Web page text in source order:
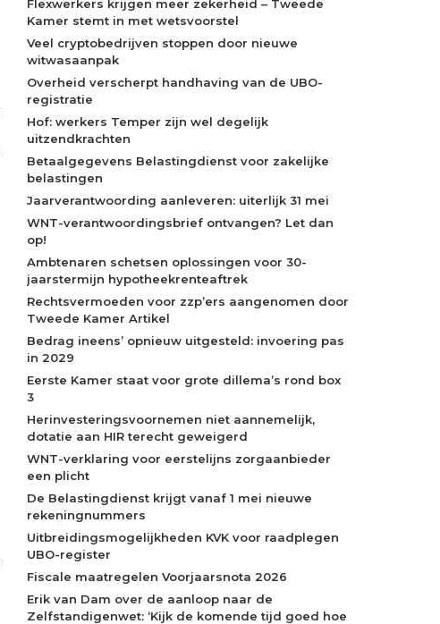
Flexwerkers krijgen meer zekerheid – Tweede
Kamer stemt in met wetsvoorstel
Veel cryptobedrijven stoppen door nieuwe
witwasaanpak
Overheid verscherpt handhaving van de UBO-
registratie
Hof: werkers Temper zijn wel degelijk
uitzendkrachten
Betaalgegevens Belastingdienst voor zakelijke
belastingen
Jaarverantwoording aanleveren: uiterlijk 31 mei
WNT-verantwoordingsbrief ontvangen? Let dan
op!
Ambtenaren schetsen oplossingen voor 30-
jaarstermijn hypotheekrenteaftrek
Rechtsvermoeden voor zzp’ers aangenomen door
Tweede Kamer Artikel
Bedrag ineens’ opnieuw uitgesteld: invoering pas
in 2029
Eerste Kamer staat voor grote dillema’s rond box
3
Herinvesteringsvoornemen niet aannemelijk,
dotatie aan HIR terecht geweigerd
WNT-verklaring voor eerstelijns zorgaanbieder
een plicht
De Belastingdienst krijgt vanaf 1 mei nieuwe
rekeningnummers
Uitbreidingsmogelijkheden KVK voor raadplegen
UBO-register
Fiscale maatregelen Voorjaarsnota 2026
Erik van Dam over de aanloop naar de
Zelfstandigenwet: ‘Kijk de komende tijd goed hoe